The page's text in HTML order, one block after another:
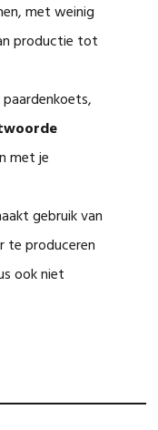
met weinig
productie tot
met je
gebruik van
te produceren
ook niet